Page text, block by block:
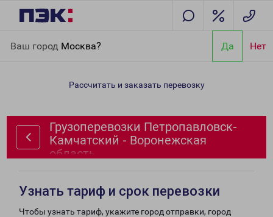
Ваш город Москва? Да Нет
Камчатский - Воронежская область
Рассчитать и заказать перевозку
Грузоперевозки Петропавловск-
Камчатский - Воронежская
область
Узнать тариф и срок перевозки
Чтобы узнать тариф, укажите город отправки, город